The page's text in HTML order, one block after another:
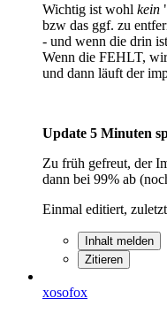
Wichtig ist wohl kein
bzw das ggf. zu
- und wenn die drin
Wenn die FEHLT,
und dann läuft der
Update 5 Minuten
Zu früh gefreut, der
dann bei 99% ab
Einmal editiert,
Inhalt melden
Zitieren
xosofox